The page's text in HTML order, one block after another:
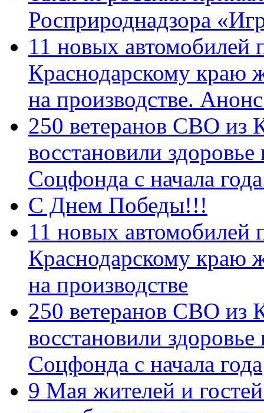
Росприроднадзора
11 новых автомобилей
Краснодарскому краю
на производстве.
250 ветеранов СВО из
восстановили
Соцфонда с начала
С Днем Победы!!!
11 новых автомобилей
Краснодарскому краю
на производстве
250 ветеранов СВО из
восстановили
Соцфонда с начала года
9 Мая жителей и